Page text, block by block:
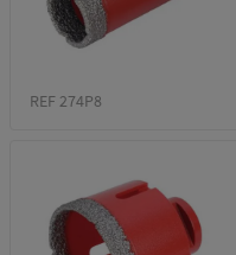
REF 274P8